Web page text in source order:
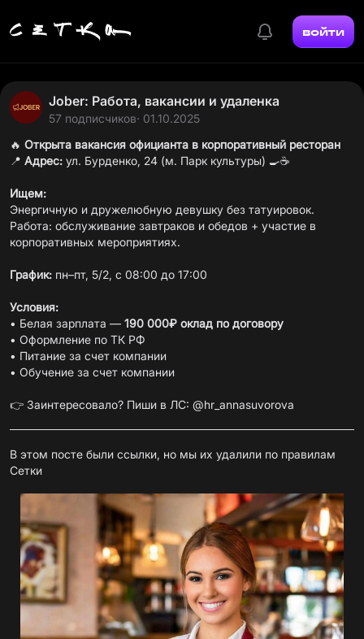
войти
Jober: Работа, вакансии и удаленка
57 подписчиков· 01.10.2025
🔥 Открыта вакансия официанта в корпоративный ресторан
📍 Адрес: ул. Бурденко, 24 (м. Парк культуры) 🍳☕️
Ищем:
Энергичную и дружелюбную девушку без татуировок.
Работа: обслуживание завтраков и обедов + участие в
корпоративных мероприятиях.
График: пн–пт, 5/2, с 08:00 до 17:00
Условия:
• Белая зарплата — 190 000₽ оклад по договору
• Оформление по ТК РФ
• Питание за счет компании
• Обучение за счет компании
👉 Заинтересовало? Пиши в ЛС: @hr_annasuvorova
В этом посте были ссылки, но мы их удалили по правилам
Сетки